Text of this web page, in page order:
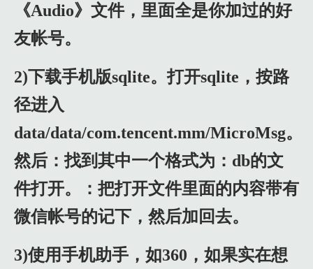
《Audio》文件，里面全是你加过的好
友帐号。
2)下载手机版sqlite。打开sqlite，按路
径进入
data/data/com.tencent.mm/MicroMsg。
然后：找到其中一个格式为：db的文
件打开。：把打开文件里面的内容带有
微信帐号的记下，然后加回去。
3)使用手机助手，如360，如果实在想